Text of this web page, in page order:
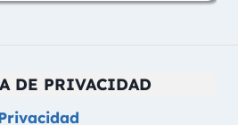
DE PRIVACIDAD